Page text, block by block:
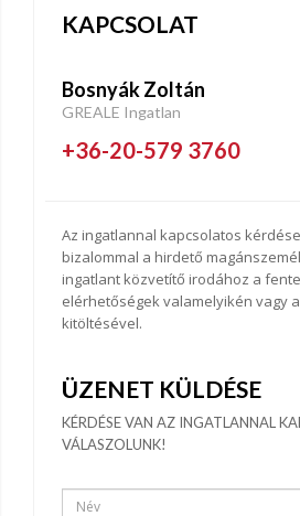
KAPCSOLAT
Bosnyák Zoltán
GREALE Ingatlan
+36-20-579 3760
Az ingatlannal kapcsolatos
bizalommal a hirdető
ingatlant közvetítő irodához a
elérhetőségek valamelyikén vagy
kitöltésével.
ÜZENET KÜLDÉSE
KÉRDÉSE VAN AZ INGATLANNAL
VÁLASZOLUNK!